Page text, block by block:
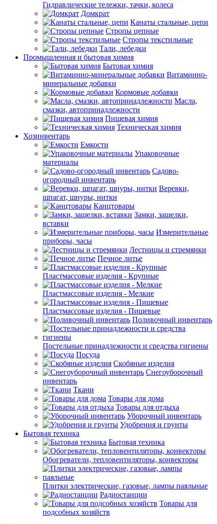
Гидравлические тележки, тачки, колеса
Домкрат
Канаты стальные, цепи
Стропы цепные
Стропы текстильные
Тали, лебедки
Промышленная и бытовая химия
Бытовая химия
Витаминно-
минеральные добавки
Кормовые добавки
Масла,
смазки, автопринадлежности
Пищевая химия
Техническая химия
Хозинвентарь
Емкости
Упаковочные
материалы
Садово-
огородный инвентарь
Веревки,
шпагат, шнуры, нитки
Канцтовары
Замки, защелки,
вставки
Измерительные
приборы, часы
Лестницы и стремянки
Печное литье
Пластмассовые изделия - Крупные
Пластмассовые изделия - Мелкие
Пластмассовые изделия - Пищевые
Поливочный инвентарь
Постельные принадлежности и средства гигиены
Посуда
Скобяные изделия
Снегоуборочный
инвентарь
Ткани
Товары для дома
Товары для отдыха
Уборочный инвентарь
Удобрения и грунты
Бытовая техника
Бытовая техника
Обогреватели, тепловентиляторы, конвекторы
Плитки электрические, газовые, лампы паяльные
Радиостанции
Товары для
подсобных хозяйств